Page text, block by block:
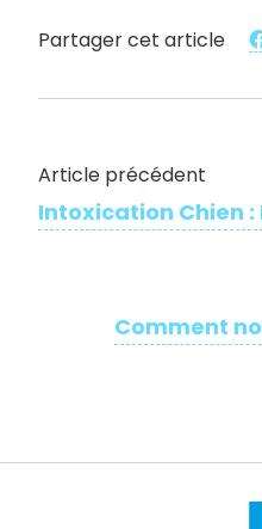
Partager cet article
Article précédent
Intoxication Chien
Comment